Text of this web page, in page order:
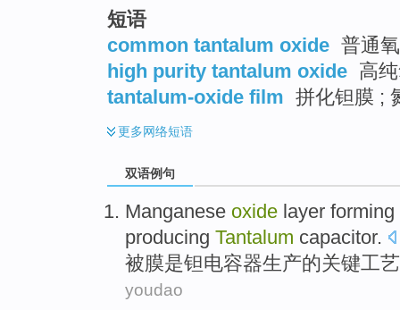
短语
common tantalum oxide 普通
high purity tantalum oxide 高
tantalum-oxide film 拼化钽膜 ;
更多网络短语
双语例句
Manganese oxide layer forming
producing Tantalum capacitor.
被膜是钽电容器生产的关键工艺
youdao